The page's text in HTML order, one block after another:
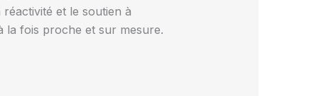
et le soutien à
la fois proche et sur mesure.